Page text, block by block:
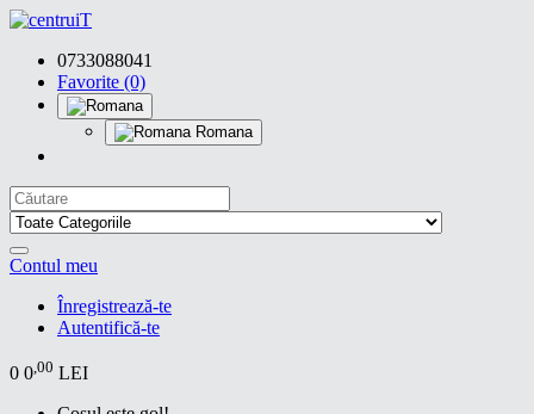
0733088041
Favorite (0)
Romana
Contul meu
Înregistrează-te
Autentifică-te
0 0,00 LEI